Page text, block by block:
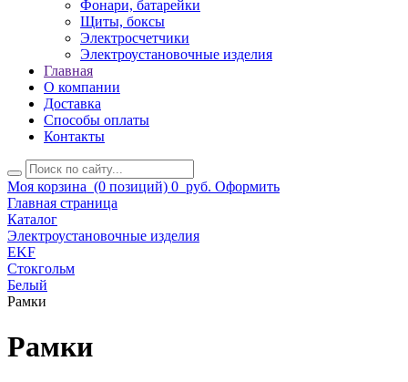
Фонари, батарейки
Щиты, боксы
Электросчетчики
Электроустановочные изделия
Главная
О компании
Доставка
Способы оплаты
Контакты
Моя корзина (0 позиций) 0 руб. Оформить
Главная страница
Каталог
Электроустановочные изделия
EKF
Стокгольм
Белый
Рамки
Рамки